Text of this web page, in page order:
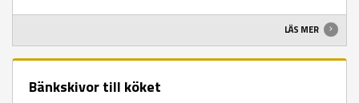
LÄS MER
Bänkskivor till köket